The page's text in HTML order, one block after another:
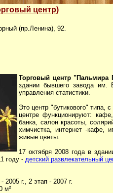
центр)
(пр.Ленина), 92.
Торговый центр "Пальмира
здании бывшего завода им.
управления статистики.
Это центр "бутикового" типа,
центре функционируют:
банка, салон красоты,
химчистка, интернет -кафе,
живые цветы.
17 октября 2008 года в
году - детский развлекательный
2005 г., 2 этап - 2007 г.
м²